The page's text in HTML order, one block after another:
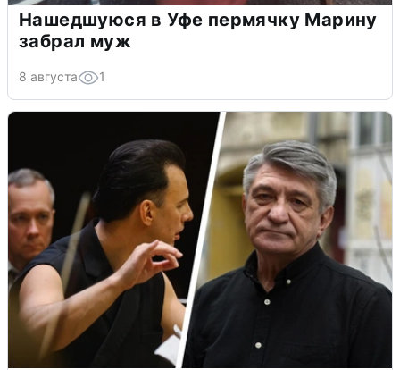
Нашедшуюся в Уфе пермячку Марину
забрал муж
8 августа 1